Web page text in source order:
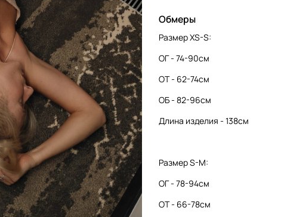
Обмеры
Размер XS-S:
ОГ - 74-90см
ОТ - 62-74см
ОБ - 82-96см
Длина изделия - 138см
Размер S-M:
ОГ - 78-94см
ОТ - 66-78см